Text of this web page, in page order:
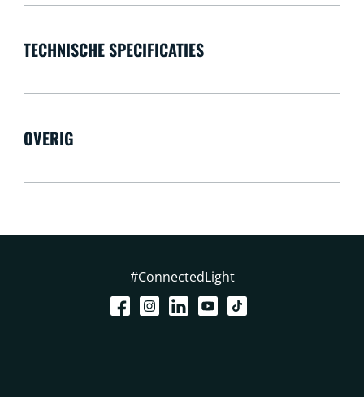
TECHNISCHE SPECIFICATIES
OVERIG
#ConnectedLight